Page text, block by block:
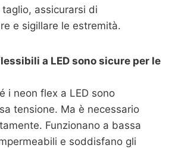
assicurarsi di
e sigillare le estremità.
a LED sono sicure per le
i neon flex a LED sono
tensione. Ma è necessario
Funzionano a bassa
e soddisfano gli